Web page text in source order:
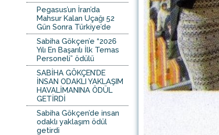
Pegasus’un İran’da
Mahsur Kalan Uçağı 52
Gün Sonra Türkiye’de
Sabiha Gökçen’e “2026
Yılı En Başarılı İlk Temas
Personeli” ödülü
SABİHA GÖKÇEN’DE
İNSAN ODAKLI YAKLAŞIM
HAVALİMANINA ÖDÜL
GETİRDİ
Sabiha Gökçen’de insan
odaklı yaklaşım ödül
getirdi